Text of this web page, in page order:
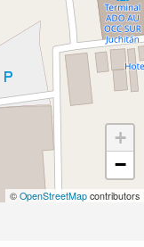
+
−
© OpenStreetMap contributors